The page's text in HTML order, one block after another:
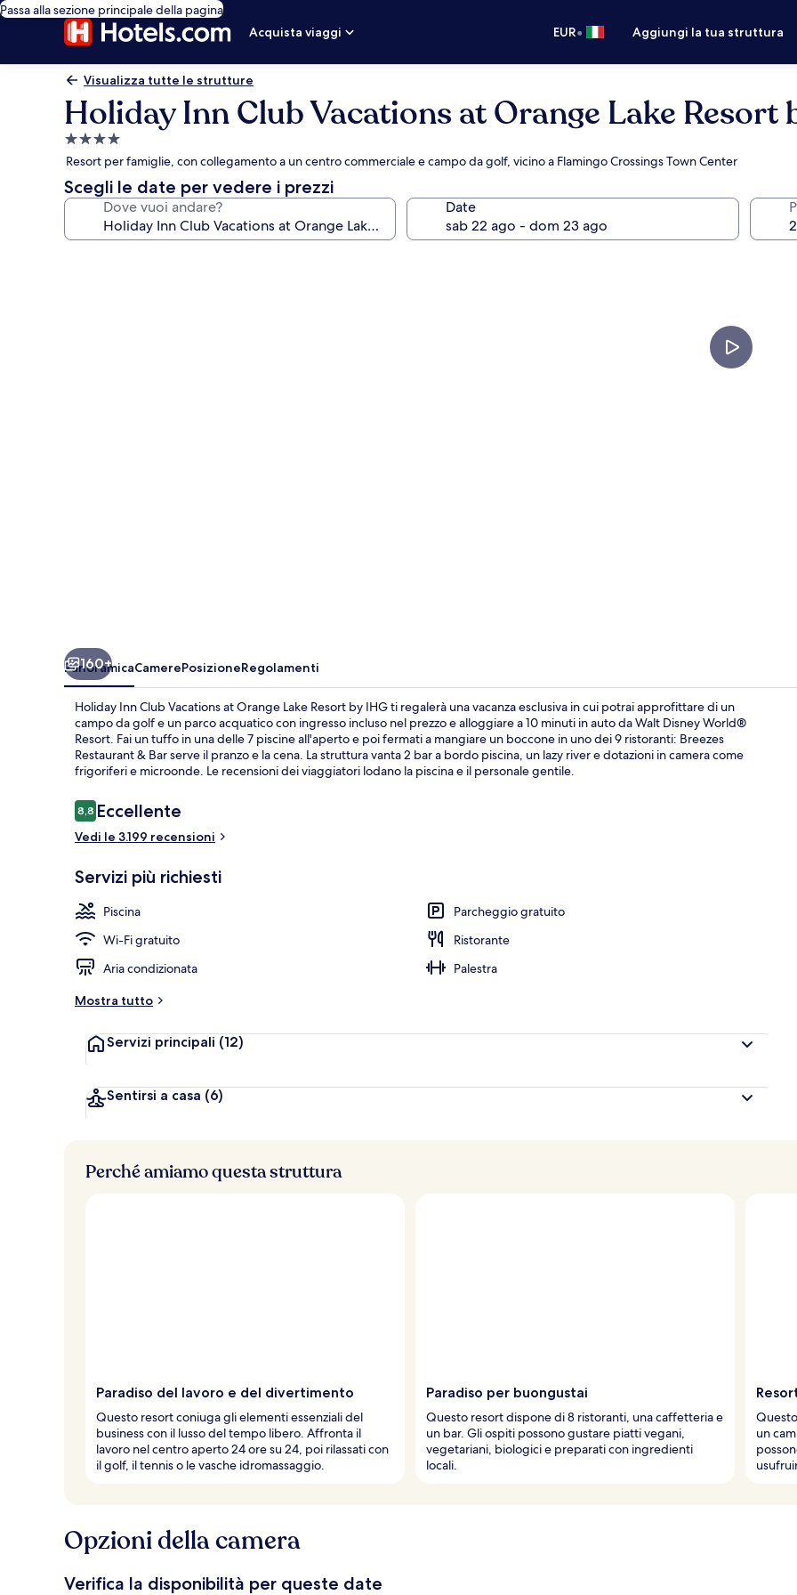
Passa alla sezione principale della pagina
Acquista viaggi
EUR• Aggiungi la tua struttura
Visualizza tutte le strutture
Holiday Inn Club Vacations at Orange Lake Resort
Struttura
a
4.0
stelle
Resort per famiglie, con collegamento a un centro commerciale e campo da golf, vicino a Flamingo Crossings Town Center
Scegli le date per vedere i prezzi
Dove vuoi andare? Date
7 piscine
160+
PanoramicaCamerePosizioneRegolamenti
Holiday Inn Club Vacations at Orange Lake Resort by IHG ti regalerà una vacanza esclusiva in cui potrai approfittare di un
campo da golf e un parco acquatico con ingresso incluso nel prezzo e alloggiare a 10 minuti in auto da Walt Disney World®
Resort. Fai un tuffo in una delle 7 piscine all'aperto e poi fermati a mangiare un boccone in uno dei 9 ristoranti: Breezes
Restaurant & Bar serve il pranzo e la cena. La struttura vanta 2 bar a bordo piscina, un lazy river e dotazioni in camera come
frigoriferi e microonde. Le recensioni dei viaggiatori lodano la piscina e il personale gentile.
Recensioni
8,88,8 su 10
Eccellente
Vedi le 3.199 recensioni
Servizi più richiesti
Piscina
Parcheggio gratuito
Wi-Fi gratuito
Ristorante
Aria condizionata
Palestra
Mostra tutto
Servizi principali (12)
Sentirsi a casa (6)
Perché amiamo questa struttura
Paradiso del lavoro e del divertimento
Questo resort coniuga gli elementi essenziali del
business con il lusso del tempo libero. Affronta il
lavoro nel centro aperto 24 ore su 24, poi rilassati con
il golf, il tennis o le vasche idromassaggio.
Paradiso per buongustai
Questo resort dispone di 8 ristoranti, una caffetteria e
un bar. Gli ospiti possono gustare piatti vegani,
vegetariani, biologici e preparati con ingredienti
locali.
un
Opzioni della camera
Verifica la disponibilità per queste date